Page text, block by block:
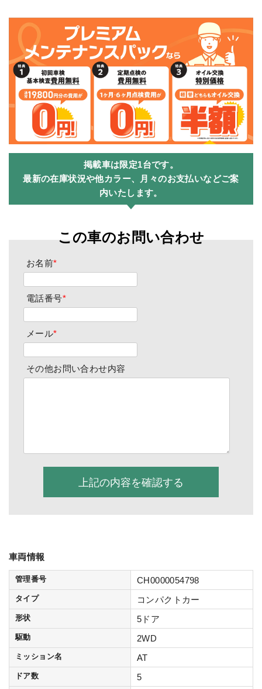
掲載車は限定1台です。
最新の在庫状況や他カラー、月々のお支払いなどご案
内いたします。
この車のお問い合わせ
お名前*
電話番号*
メール*
その他お問い合わせ内容
車両情報
管理番号 CH0000054798
タイプ コンパクトカー
形状 5ドア
駆動 2WD
ミッション名 AT
ドア数 5